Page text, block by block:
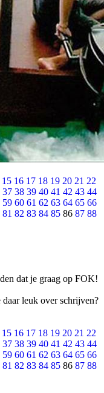
15 16 17 18 19 20 21 22
37 38 39 40 41 42 43 44
59 60 61 62 63 64 65 66
81 82 83 84 85 86 87 88
dat je graag op FOK!
leuk over schrijven?
15 16 17 18 19 20 21 22
37 38 39 40 41 42 43 44
59 60 61 62 63 64 65 66
81 82 83 84 85 86 87 88